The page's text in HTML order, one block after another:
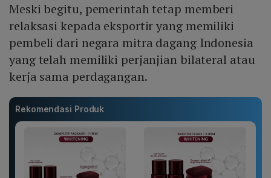
Meski begitu, pemerintah tetap memberi
relaksasi kepada eksportir yang memiliki
pembeli dari negara mitra dagang Indonesia
yang telah memiliki perjanjian bilateral atau
kerja sama perdagangan.
Rekomendasi Produk